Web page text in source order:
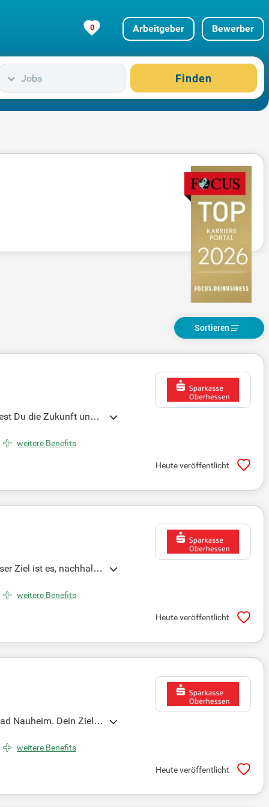
0 Arbeitgeber Bewerber
Jobs Finden
Sortieren
Du die Zukunft unser
weitere Benefits
Heute veröffentlicht
Ziel ist es, nachhaltig
durc
Egal, ob in
weitere Benefits
Heute veröffentlicht
Nauheim. Dein Ziel is
und die Entwickl
über Kredit
weitere Benefits
Heute veröffentlicht